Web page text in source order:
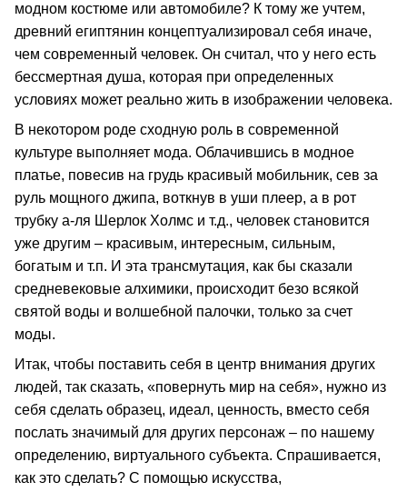
модном костюме или автомобиле? К тому же учтем,
древний египтянин концептуализировал себя иначе,
чем современный человек. Он считал, что у него есть
бессмертная душа, которая при определенных
условиях может реально жить в изображении человека.
В некотором роде сходную роль в современной
культуре выполняет мода. Облачившись в модное
платье, повесив на грудь красивый мобильник, сев за
руль мощного джипа, воткнув в уши плеер, а в рот
трубку а-ля Шерлок Холмс и т.д., человек становится
уже другим – красивым, интересным, сильным,
богатым и т.п. И эта трансмутация, как бы сказали
средневековые алхимики, происходит безо всякой
святой воды и волшебной палочки, только за счет
моды.
Итак, чтобы поставить себя в центр внимания других
людей, так сказать, «повернуть мир на себя», нужно из
себя сделать образец, идеал, ценность, вместо себя
послать значимый для других персонаж – по нашему
определению, виртуального субъекта. Спрашивается,
как это сделать? С помощью искусства,